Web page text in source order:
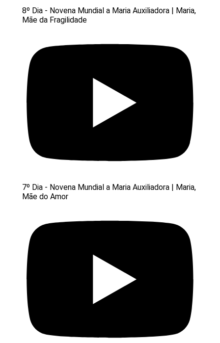
8º Dia - Novena Mundial a Maria Auxiliadora | Maria,
Mãe da Fragilidade
7º Dia - Novena Mundial a Maria Auxiliadora | Maria,
Mãe do Amor